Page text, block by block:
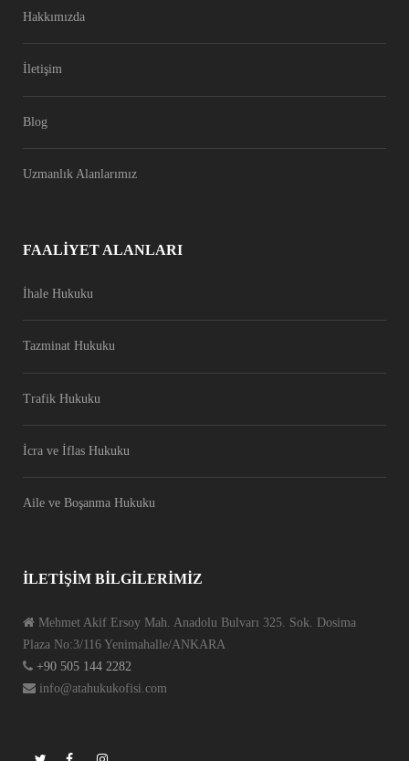
Hakkımızda
İletişim
Blog
Uzmanlık Alanlarımız
FAALIYET ALANLARI
İhale Hukuku
Tazminat Hukuku
Trafik Hukuku
İcra ve İflas Hukuku
Aile ve Boşanma Hukuku
İLETIŞIM BILGILERIMIZ
Mehmet Akif Ersoy Mah. Anadolu Bulvarı 325. Sok. Dosima
Plaza No:3/116 Yenimahalle/ANKARA
+90 505 144 2282
info@atahukukofisi.com